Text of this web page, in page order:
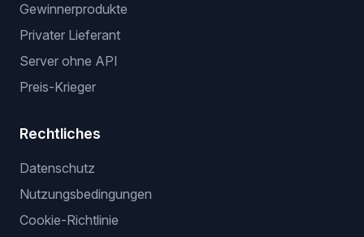
Gewinnerprodukte
Privater Lieferant
Server ohne API
Preis-Krieger
Rechtliches
Datenschutz
Nutzungsbedingungen
Cookie-Richtlinie